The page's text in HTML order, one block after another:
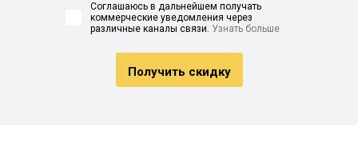
Соглашаюсь в дальнейшем получать
коммерческие уведомления через
различные каналы связи. Узнать больше
Получить скидку